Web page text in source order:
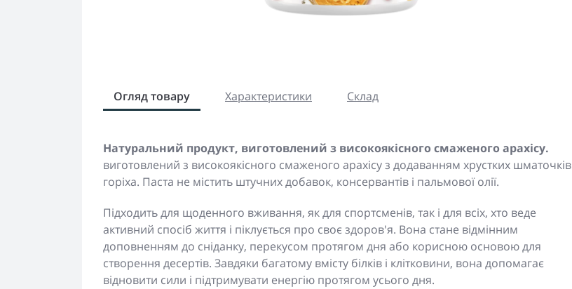
Огляд товару Характеристики Склад
Натуральний продукт, виготовлений з високоякісного смаженого арахісу.
виготовлений з високоякісного смаженого арахісу з додаванням хрустких шматочків
горіха. Паста не містить штучних добавок, консервантів і пальмової олії.
Підходить для щоденного вживання, як для спортсменів, так і для всіх, хто веде
активний спосіб життя і піклується про своє здоров'я. Вона стане відмінним
доповненням до сніданку, перекусом протягом дня або корисною основою для
створення десертів. Завдяки багатому вмісту білків і клітковини, вона допомагає
відновити сили і підтримувати енергію протягом усього дня.